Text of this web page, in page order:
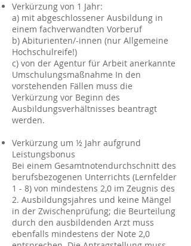
Verkürzung von 1 Jahr:
a) mit abgeschlossener Ausbildung in
einem fachverwandten Vorberuf
b) Abiturienten/-innen (nur Allgemeine
Hochschulreife!)
c) von der Agentur für Arbeit anerkannte
Umschulungsmaßnahme In den
vorstehenden Fällen muss die
Verkürzung vor Beginn des
Ausbildungsverhältnisses beantragt
werden.
Verkürzung um ½ Jahr aufgrund
Leistungsbonus
Bei einem Gesamtnotendurchschnitt des
berufsbezogenen Unterrichts (Lernfelder
1 - 8) von mindestens 2,0 im Zeugnis des
2. Ausbildungsjahres und keine Mängel
in der Zwischenprüfung; die Beurteilung
durch den ausbildenden Arzt muss
ebenfalls mindestens der Note 2,0